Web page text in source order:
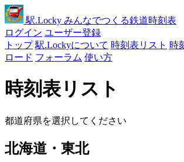
駅.Locky みんなでつくる鉄道時刻表
ログイン ユーザー登録
トップ 駅.Lockyについて 時刻表リスト 時
ロード フォーラム 使い方
時刻表リスト
都道府県を選択してください
北海道・東北